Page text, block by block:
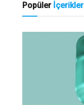
Popüler İçerikler